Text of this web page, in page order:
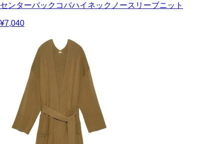
センターバックコバハイネックノースリーブニット
¥7,040